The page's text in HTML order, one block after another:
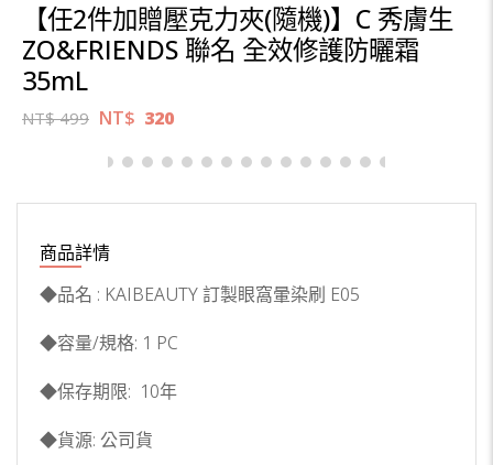
【任2件加贈壓克力夾(隨機)】C 秀膚生
ZO&FRIENDS 聯名 全效修護防曬霜
35mL
NT$499 NT$ 320
商品詳情
◆品名 : KAIBEAUTY 訂製眼窩暈染刷 E05
◆容量/規格: 1 PC
◆保存期限: 10年
◆貨源: 公司貨